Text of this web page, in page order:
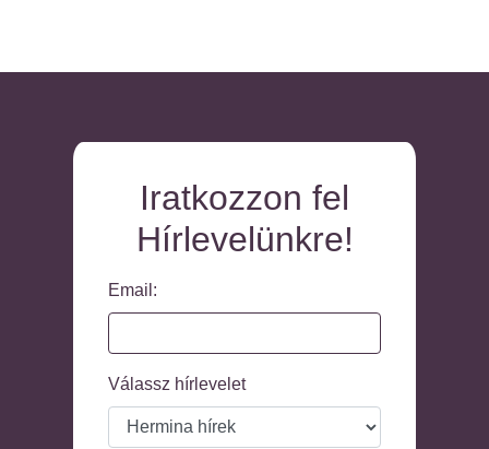
Iratkozzon fel
Hírlevelünkre!
Email:
Válassz hírlevelet